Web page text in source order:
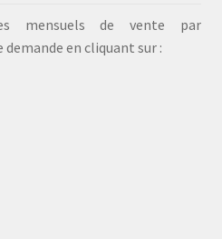
mensuels de vente par
en cliquant sur :